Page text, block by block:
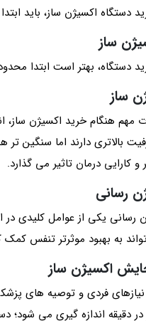
دستگاه اکسیژن ساز، باید
ساز
دستگاه، بهتر است ابتدا
ساز
مهم هنگام خرید اکسیژن ساز،
بالاتری دارند اما سنگین‌
و کارایی درمان تاثیر می گذارد.
رسانی
رسانی یکی از عوامل کلیدی
به بهبود موثرتر تنفس
اکسیژن ساز
نیازهای فردی و توصیه های